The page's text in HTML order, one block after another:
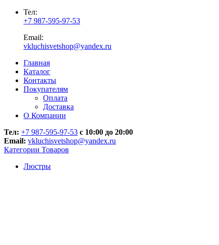
Тел:
+7 987-595-97-53
Email:
vkluchisvetshop@yandex.ru
Главная
Каталог
Контакты
Покупателям
Оплата
Доставка
О Компании
Тел: +7 987-595-97-53 с 10:00 до 20:00
Email: vkluchisvetshop@yandex.ru
Категории Товаров
Люстры